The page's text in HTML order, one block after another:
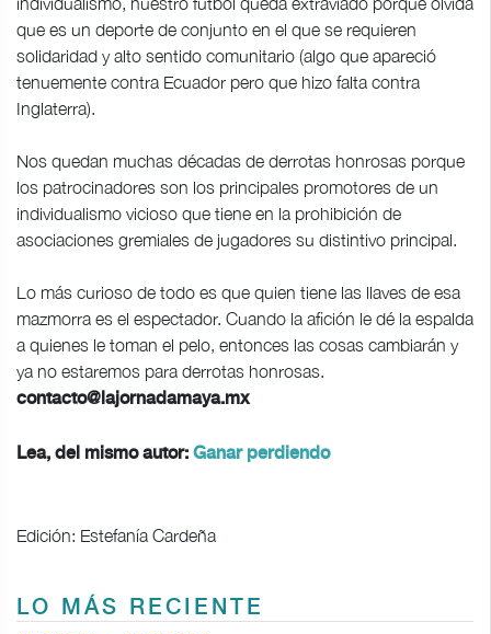
que es un deporte de conjunto en el que se requieren
solidaridad y alto sentido comunitario (algo que apareció
tenuemente contra Ecuador pero que hizo falta contra
Inglaterra).
Nos quedan muchas décadas de derrotas honrosas porque
los patrocinadores son los principales promotores de un
individualismo vicioso que tiene en la prohibición de
asociaciones gremiales de jugadores su distintivo principal.
Lo más curioso de todo es que quien tiene las llaves de esa
mazmorra es el espectador. Cuando la afición le dé la espalda
a quienes le toman el pelo, entonces las cosas cambiarán y
ya no estaremos para derrotas honrosas.
contacto@lajornadamaya.mx
Lea, del mismo autor: Ganar perdiendo
Edición: Estefanía Cardeña
LO MÁS RECIENTE